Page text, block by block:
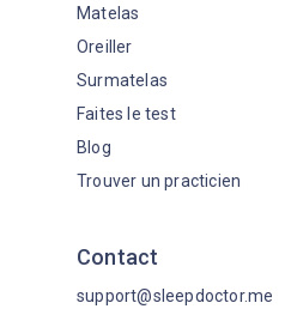
Contact
Matelas
Oreiller
Surmatelas
Blog
Trouver un practicien
Faites le test
support@sleepdoctor.me